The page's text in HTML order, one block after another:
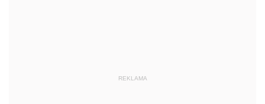
REKLAMA